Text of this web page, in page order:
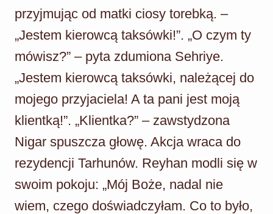
przyjmując od matki ciosy torebką. –
„Jestem kierowcą taksówki!”. „O czym ty
mówisz?” – pyta zdumiona Sehriye.
„Jestem kierowcą taksówki, należącej do
mojego przyjaciela! A ta pani jest moją
klientką!”. „Klientka?” – zawstydzona
Nigar spuszcza głowę. Akcja wraca do
rezydencji Tarhunów. Reyhan modli się w
swoim pokoju: „Mój Boże, nadal nie
wiem, czego doświadczyłam. Co to było,